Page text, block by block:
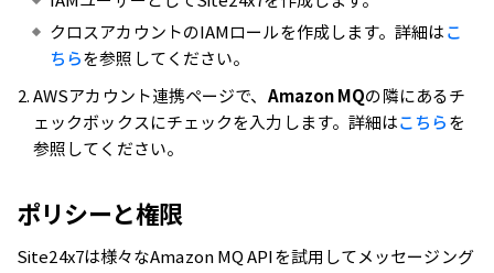
クロスアカウントのIAMロールを作成します。詳細はこ
ちらを参照してください。
AWSアカウント連携ページで、 Amazon MQの隣にあるチ
ェックボックスにチェックを入力します。詳細はこちらを
参照してください。
ポリシーと権限
Site24x7は様々なAmazon MQ APIを試用してメッセージング